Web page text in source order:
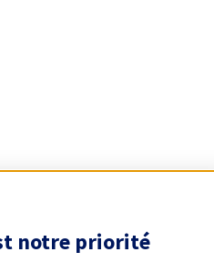
notre priorité